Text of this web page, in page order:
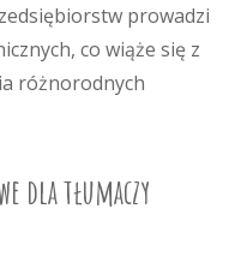
prowadzi
co wiąże się z
różnorodnych
dla tłumaczy